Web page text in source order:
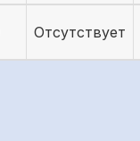
Отсутствует